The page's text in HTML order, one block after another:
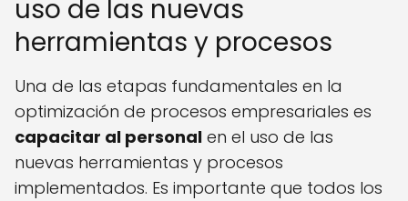
uso de las nuevas
herramientas y procesos
Una de las etapas fundamentales en la
optimización de procesos empresariales es
capacitar al personal en el uso de las
nuevas herramientas y procesos
implementados. Es importante que todos los